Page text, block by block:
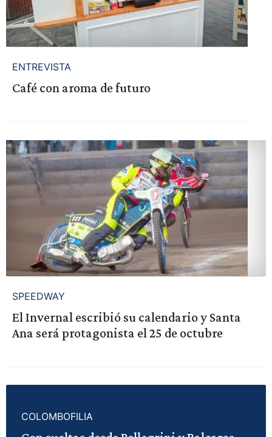
ENTREVISTA
Café con aroma de futuro
SPEEDWAY
El Invernal escribió su calendario y Santa
Ana será protagonista el 25 de octubre
COLOMBOFILIA